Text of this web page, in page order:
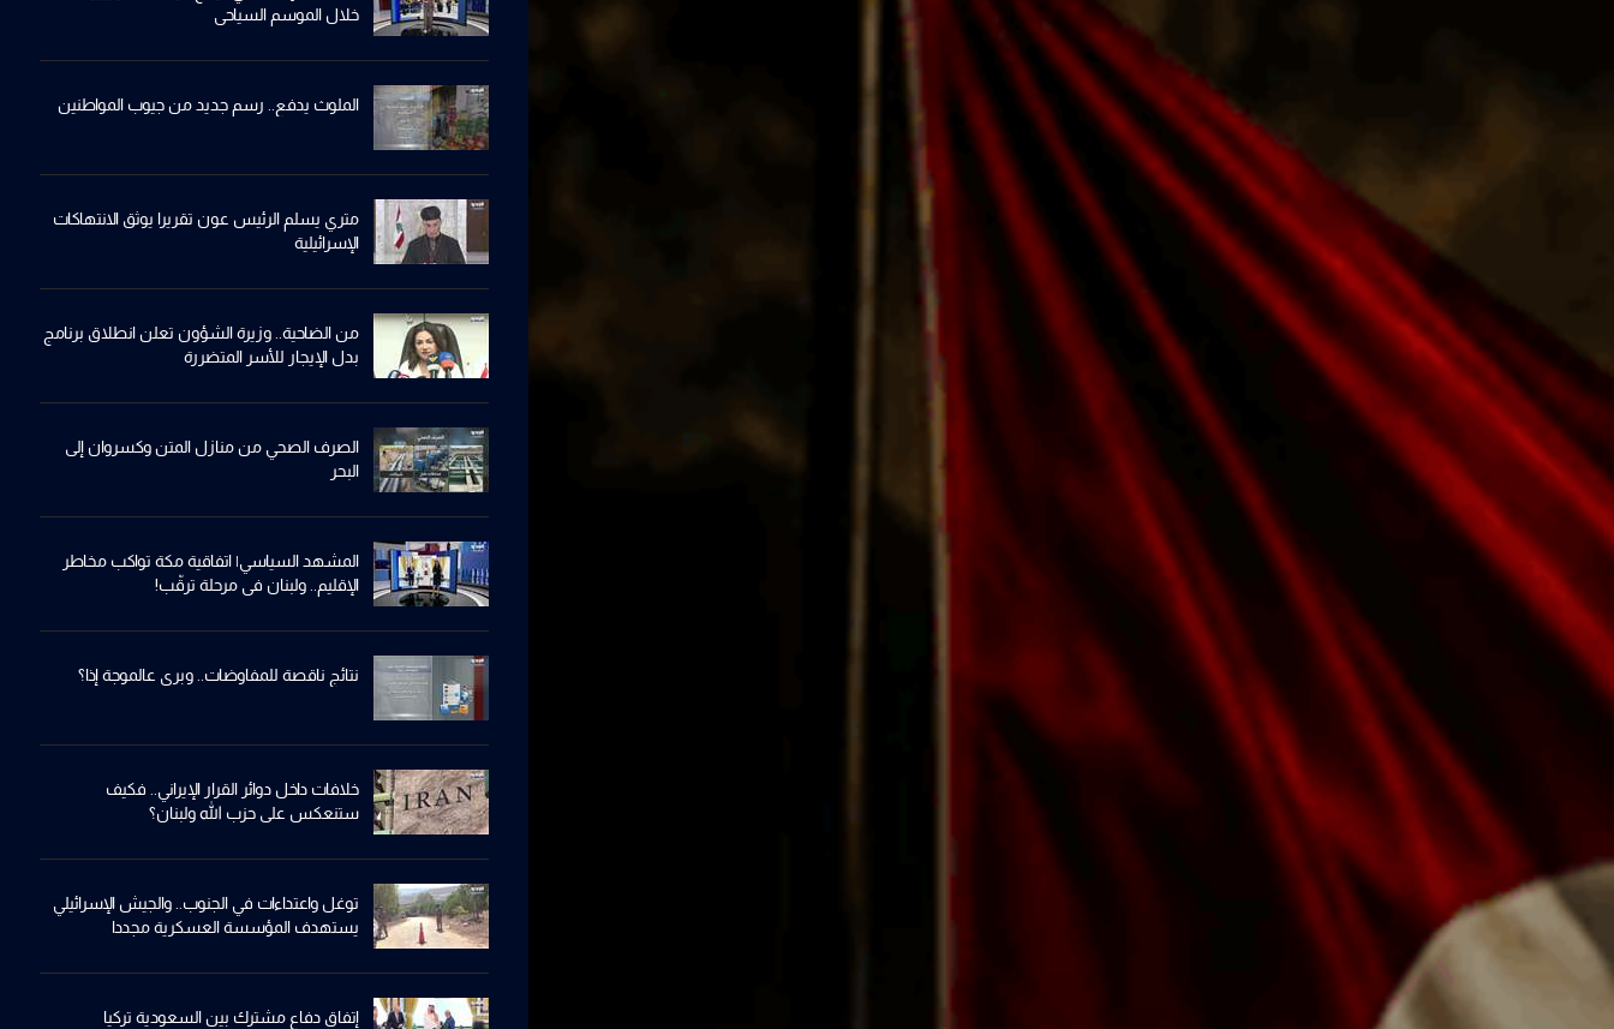
خلال الموسم السياحي
الملوث يدفع.. رسم جديد من جيوب المواطنين
متري يسلم الرئيس عون تقريرا يوثق الانتهاكات
الإسرائيلية
من الضاحية.. وزيرة الشؤون تعلن انطلاق برنامج
بدل الإيجار للأسر المتضررة
الصرف الصحي من منازل المتن وكسروان إلى
البحر
المشهد السياسي| اتفاقية مكة تواكب مخاطر
الإقليم.. ولبنان في مرحلة ترقّب!
نتائج ناقصة للمفاوضات.. وبري عالموجة إذا؟
خلافات داخل دوائر القرار الإيراني.. فكيف
ستنعكس على حزب الله ولبنان؟
توغل واعتداءات في الجنوب.. والجيش الإسرائيلي
يستهدف المؤسسة العسكرية مجددا
إتفاق دفاع مشترك بين السعودية تركيا